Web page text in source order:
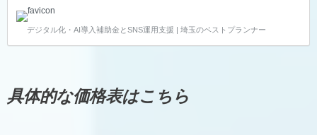
デジタル化・AI導入補助金とSNS運用支援 | 埼玉のベストプランナー
具体的な価格表はこちら